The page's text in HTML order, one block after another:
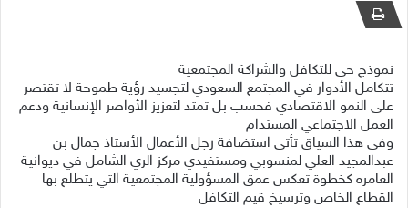
‏نموذج حي للتكافل والشراكة المجتمعية
‏تتكامل الأدوار في المجتمع السعودي لتجسيد رؤية طموحة لا تقتصر
على النمو الاقتصادي فحسب بل تمتد لتعزيز الأواصر الإنسانية ودعم
العمل الاجتماعي المستدام
‏وفي هذا السياق تأتي استضافة رجل الأعمال الأستاذ جمال بن
عبدالمجيد العلي لمنسوبي ومستفيدي مركز الري الشامل في ديوانية
العامره كخطوة تعكس عمق المسؤولية المجتمعية التي يتطلع بها
القطاع الخاص وترسيخ قيم التكافل